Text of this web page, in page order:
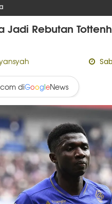
Jadi Rebutan
diGoogleNews